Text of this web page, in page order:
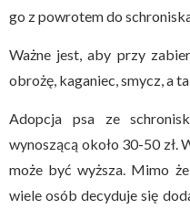
go z powrotem do
Ważne jest, aby przy
obrożę, kaganiec, smycz, a
Adopcja psa ze
wynoszącą około 30-50 zł.
może być wyższa. Mimo
wiele osób decyduje się